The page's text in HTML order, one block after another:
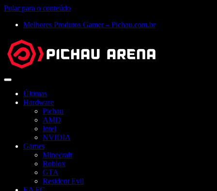
Pular para o conteúdo
Melhores Produtos Gamer – Pichau.com.br
Abrir
Últimas
Hardware
Pichau
AMD
Intel
NVIDIA
Games
Minecraft
Roblox
GTA
Resident Evil